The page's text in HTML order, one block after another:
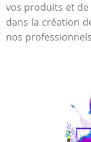
vos produits et de
dans la création
nos